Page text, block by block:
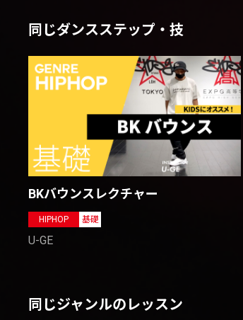
同じダンスステップ・技
BKバウンスレクチャー
HIPHOP 基礎
U-GE
同じジャンルのレッスン